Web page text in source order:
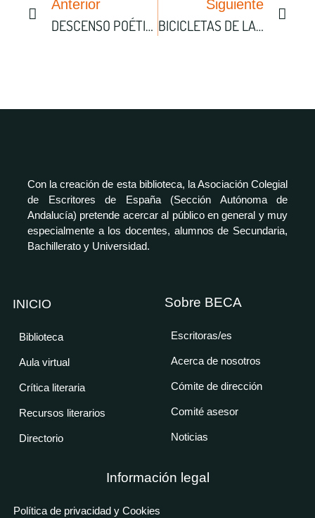
Anterior
DESCENSO POÉTICO AL INFIERNO
Siguiente
BICICLETAS DE LA INFANCIA
Con la creación de esta biblioteca, la Asociación Colegial
de Escritores de España (Sección Autónoma de
Andalucía) pretende acercar al público en general y muy
especialmente a los docentes, alumnos de Secundaria,
Bachillerato y Universidad.
INICIO
Biblioteca
Aula virtual
Crítica literaria
Recursos literarios
Directorio
Sobre BECA
Escritoras/es
Acerca de nosotros
Cómite de dirección
Comité asesor
Noticias
Información legal
Política de privacidad y Cookies